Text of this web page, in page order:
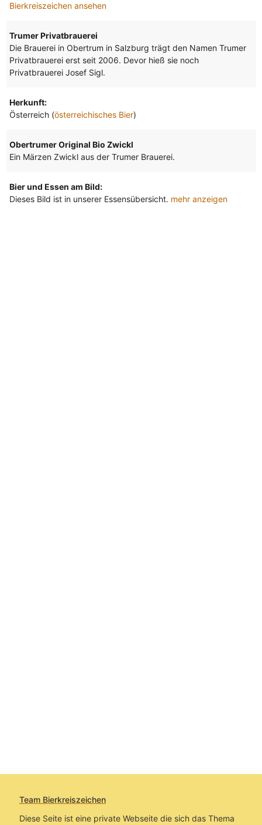
Bierkreiszeichen ansehen
Trumer Privatbrauerei
Die Brauerei in Obertrum in Salzburg trägt den Namen Trumer
Privatbrauerei erst seit 2006. Devor hieß sie noch
Privatbrauerei Josef Sigl.
Herkunft:
Österreich (österreichisches Bier)
Obertrumer Original Bio Zwickl
Ein Märzen Zwickl aus der Trumer Brauerei.
Bier und Essen am Bild:
Dieses Bild ist in unserer Essensübersicht. mehr anzeigen
Team Bierkreiszeichen
Diese Seite ist eine private Webseite die sich das Thema